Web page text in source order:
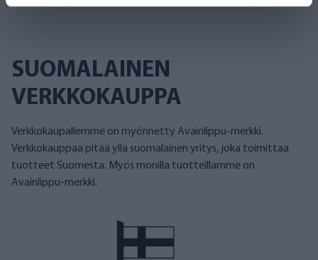
SUOMALAINEN
VERKKOKAUPPA
Verkkokaupallemme on myönnetty Avainlippu-merkki.
Verkkokauppaa pitää yllä suomalainen yritys, joka toimittaa
tuotteet Suomesta. Myös monilla tuotteillamme on
Avainlippu-merkki.